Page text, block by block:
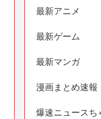
最新アニメ
最新ゲーム
最新マンガ
漫画まとめ速報
爆速ニュースち